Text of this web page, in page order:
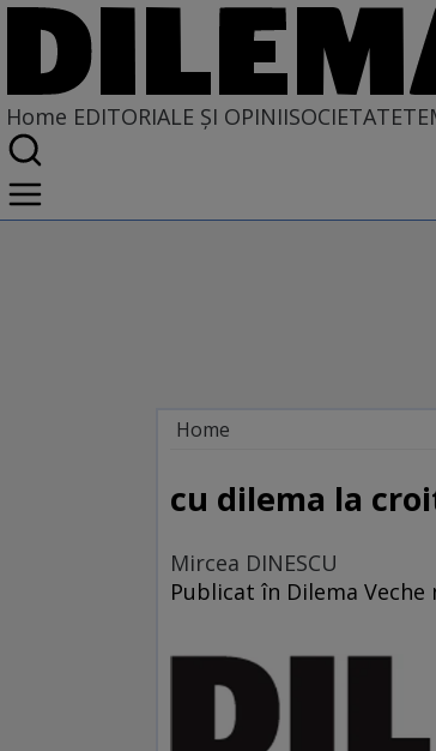
Home EDITORIALE ȘI OPINIISOCIETATE
Home
SITUAȚIUNEA
cu dilema la
Mircea DINESCU
Publicat în Dilema Veche